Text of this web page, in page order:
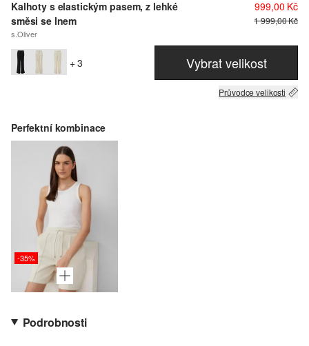
Kalhoty s elastickým pasem, z lehké
směsi se lnem
s.Oliver
999,00 Kč
1 999,00 Kč
+ 3 Vybrat velikost
Průvodce velikosti
Perfektní kombinace
-35%
Podrobnosti